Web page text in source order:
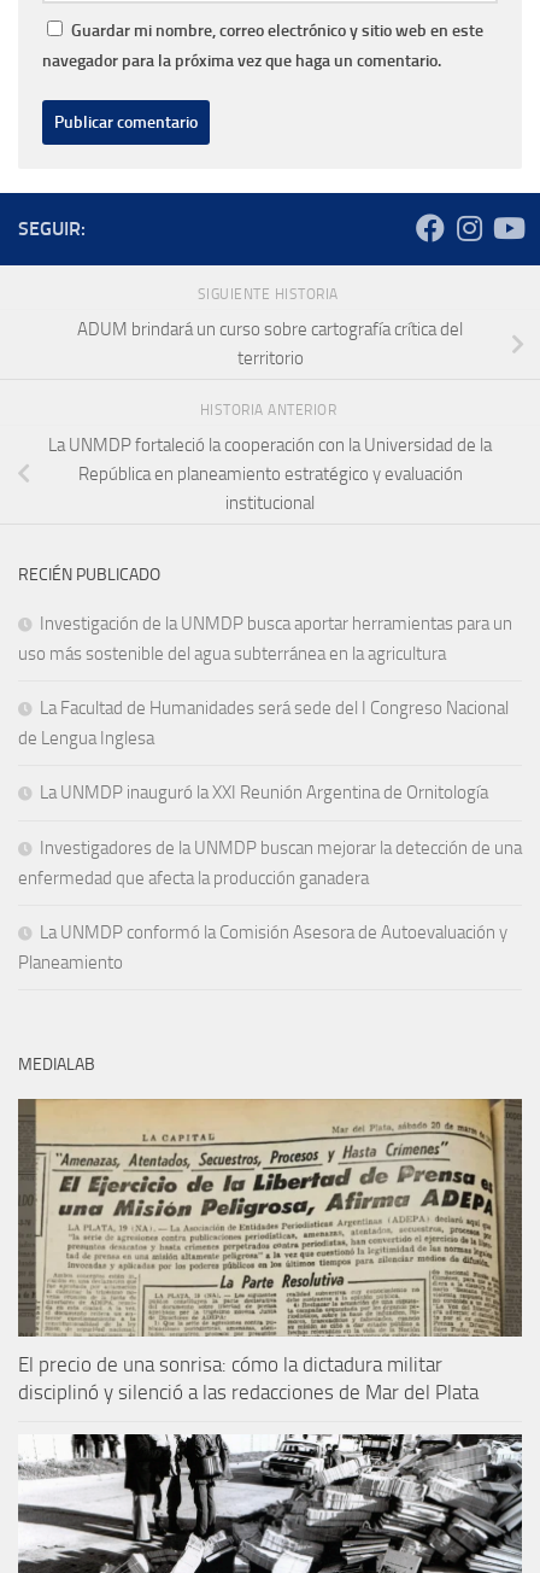
Guardar mi nombre, correo electrónico y sitio web en este
navegador para la próxima vez que haga un comentario.
SEGUIR:
SIGUIENTE HISTORIA
ADUM brindará un curso sobre cartografía crítica del
territorio
HISTORIA ANTERIOR
La UNMDP fortaleció la cooperación con la Universidad de la
República en planeamiento estratégico y evaluación
institucional
RECIÉN PUBLICADO
Investigación de la UNMDP busca aportar herramientas para un
uso más sostenible del agua subterránea en la agricultura
La Facultad de Humanidades será sede del I Congreso Nacional
de Lengua Inglesa
La UNMDP inauguró la XXI Reunión Argentina de Ornitología
Investigadores de la UNMDP buscan mejorar la detección de una
enfermedad que afecta la producción ganadera
La UNMDP conformó la Comisión Asesora de Autoevaluación y
Planeamiento
MEDIALAB
El precio de una sonrisa: cómo la dictadura militar
disciplinó y silenció a las redacciones de Mar del Plata